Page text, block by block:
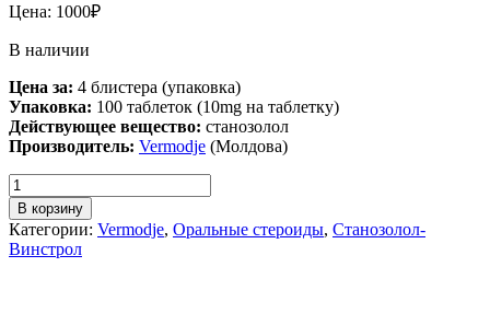
Цена: 1000₽
В наличии
Цена за: 4 блистера (упаковка)
Упаковка: 100 таблеток (10mg на таблетку)
Действующее вещество: станозолол
Производитель: Vermodje (Молдова)
В корзину
Категории: Vermodje, Оральные стероиды, Станозолол-
Винстрол